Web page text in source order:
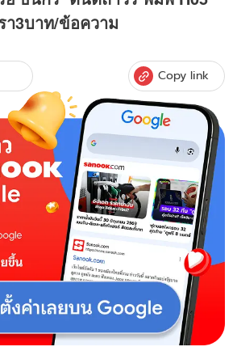
า3บาท/ข้อความ
Copy link